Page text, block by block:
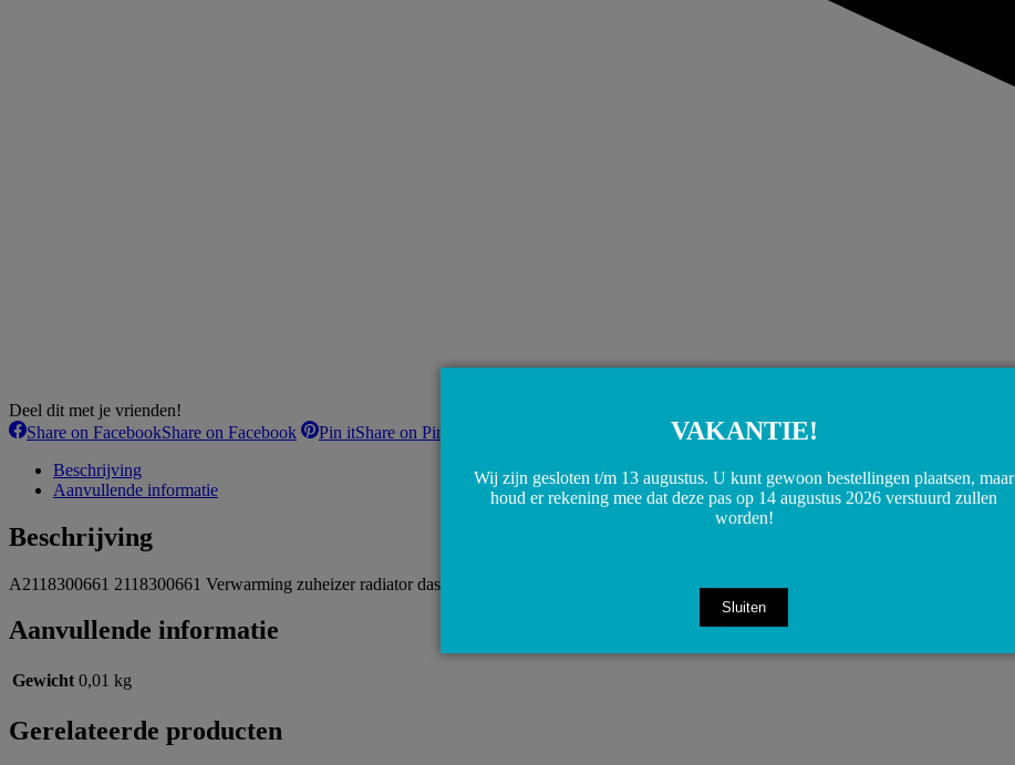
Deel dit met je vrienden!
Share on FacebookShare on Facebook Pin itShare on Pinterest
Share on WhatsApp
Beschrijving
Aanvullende informatie
Beschrijving
A2118300661 2118300661 Verwarming zuheizer radiator dashboard, airco handmatig.
Aanvullende informatie
Gewicht 0,01 kg
Gerelateerde producten
VAKANTIE!
Wij zijn gesloten t/m 13 augustus. U kunt gewoon bestellingen plaatsen, maar
houd er rekening mee dat deze pas op 14 augustus 2026 verstuurd zullen
worden!
Sluiten